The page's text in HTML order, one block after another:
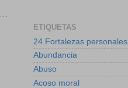
ETIQUETAS
24 Fortalezas personales
Abundancia
Abuso
Acoso moral